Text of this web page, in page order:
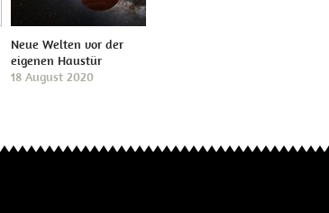
Neue Welten vor der
eigenen Haustür
18 August 2020